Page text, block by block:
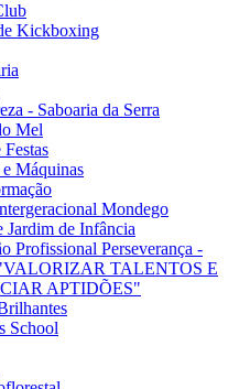
Kickboxing
- Saboaria da Serra
Mel
Festas
Máquinas
Mondego
Jardim de Infância
Profissional Perseverança -
TALENTOS E
APTIDÕES"
School